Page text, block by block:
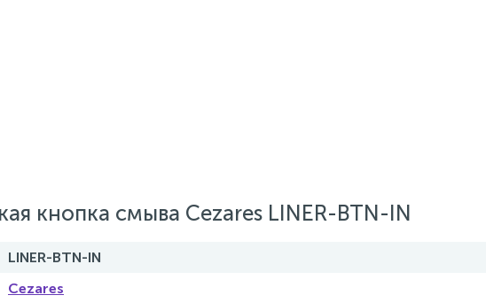
кнопка смыва Cezares LINER-BTN-IN
LINER-BTN-IN
Cezares